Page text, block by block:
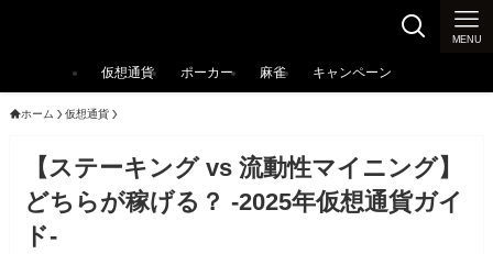
MENU
仮想通貨 ポーカー 麻雀 キャンペーン
ホーム 仮想通貨
【ステーキング vs 流動性マイニング】
どちらが稼げる？ -2025年仮想通貨ガイ
ド-